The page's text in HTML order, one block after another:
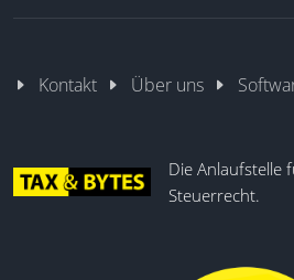
Kontakt Über uns
Die Anlaufstelle
Steuerrecht.